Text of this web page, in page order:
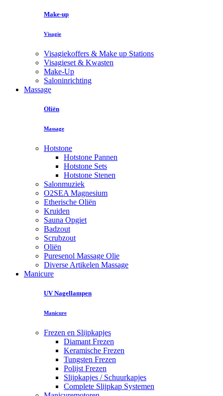
Make-up
Visagie
Visagiekoffers & Make up Stations
Visagieset & Kwasten
Make-Up
Saloninrichting
Massage
Oliën
Massage
Hotstone
Hotstone Pannen
Hotstone Sets
Hotstone Stenen
Salonmuziek
O2SEA Magnesium
Etherische Oliën
Kruiden
Sauna Opgiet
Badzout
Scrubzout
Oliën
Puresenol Massage Olie
Diverse Artikelen Massage
Manicure
UV Nagellampen
Manicure
Frezen en Slijpkapjes
Diamant Frezen
Keramische Frezen
Tungsten Frezen
Polijst Frezen
Slijpkapjes / Schuurkapjes
Complete Slijpkap Systemen